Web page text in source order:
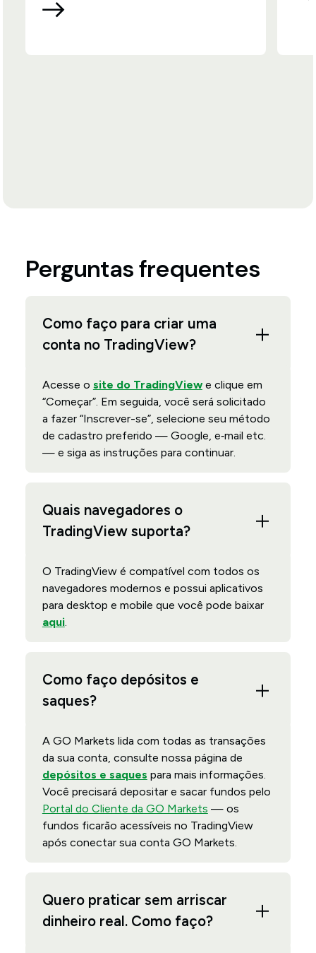
Perguntas frequentes
Como faço para criar uma
conta no TradingView?
Acesse o site do TradingViewe clique em
“Começar”. Em seguida, você será solicitado
a fazer “Inscrever-se”, selecione seu método
de cadastro preferido — Google, e‑mail etc.
— e siga as instruções para continuar.
Quais navegadores o
TradingView suporta?
O TradingView é compatível com todos os
navegadores modernos e possui aplicativos
para desktop e mobile que você pode baixar
aqui.
Como faço depósitos e
saques?
A GO Markets lida com todas as transações
da sua conta, consulte nossa página de
depósitos e saques para mais informações.
Você precisará depositar e sacar fundos pelo
Portal do Cliente da GO Markets — os
fundos ficarão acessíveis no TradingView
após conectar sua conta GO Markets.
Quero praticar sem arriscar
dinheiro real. Como faço?